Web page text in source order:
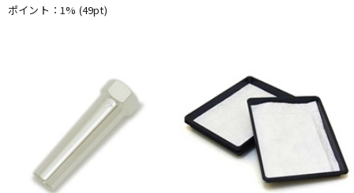
ポイント：1% (49pt)